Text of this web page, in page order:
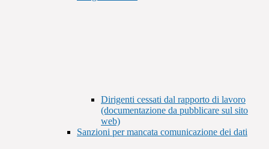
Dirigenti cessati dal rapporto di lavoro
(documentazione da pubblicare sul sito
web)
Sanzioni per mancata comunicazione dei dati